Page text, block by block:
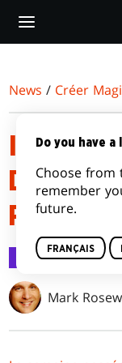
main
News / Créer
PARTIE
Créer Magic 10
Mark
Do you have
Choose from
remember
future.
FRANÇAIS